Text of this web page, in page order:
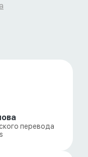
перевода